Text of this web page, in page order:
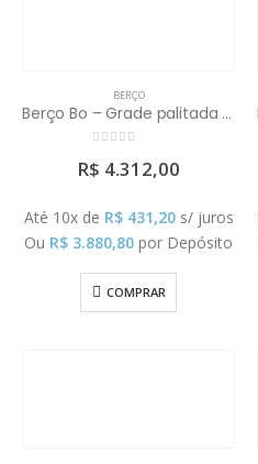
BERÇO
Berço Bo – Grade palitada (Colchão Vendido Separadamente)
R$ 4.312,00
Até 10x de R$431,20 s/ juros
Ou R$ 3.880,80 por Depósito
COMPRAR